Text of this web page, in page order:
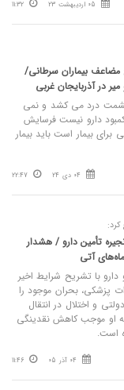
05 اردیبهشت 23 11:32
مضاعف بیماران سرطانی/
در آذربایجان غربی
درد می کشد و نمی
دارو نیست فرسایش
بیمار است باید بیمار
04 دی 24 22:47
تأمین دارو / هشدار
آتی
با تشریح شرایط اخیر
پزشکی، بحران موجود را
و اختلال در انتقال
او موجب کاهش نقدینگی
است.
04 آذر 05 11:46